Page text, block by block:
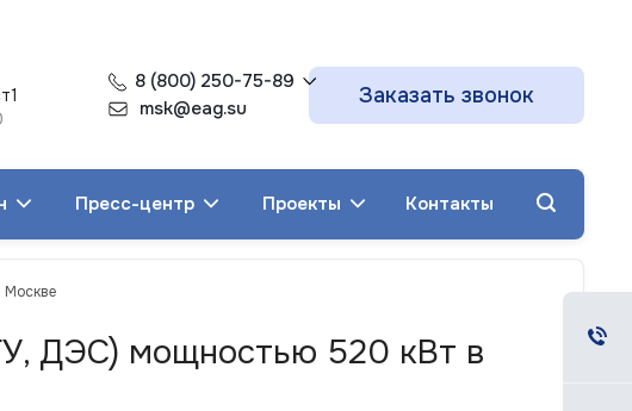
8 (800) 250-75-89
msk@eag.su
Заказать звонок
Пресс-центр Проекты Контакты
Москве
ДЭС) мощностью 520 кВт в